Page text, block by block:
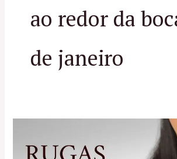
ao redor da
de janeiro